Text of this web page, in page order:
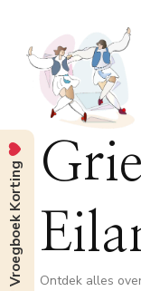
Ontdek alles
Vroegboek Korting